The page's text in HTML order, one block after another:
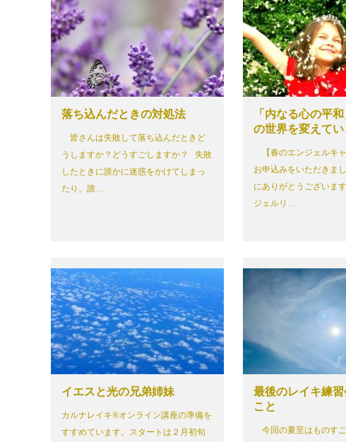
落ち込んだときの対処法
皆さんは失敗して落ち込んだときど
うしますか？どうすごしますか？ 失敗
したときに誰かに迷惑をかけてしまっ
たり、誰…
「内なる心の平
の世界を変えて
【春のエンジェルキ
お申込みをいただきま
にありがとうございま
ジェルリ…
イエスと光の兄弟姉妹
カルナレイキ®オンライン講座の準備を
すすめています。スタートは２月初旬
最後のレイキ練
こと
今回の夏至はものす